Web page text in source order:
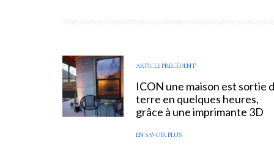
ARTICLE PRÉCÉDENT
ICON une maison est sortie
terre en quelques heures,
grâce à une imprimante 3D
EN SAVOIR PLUS